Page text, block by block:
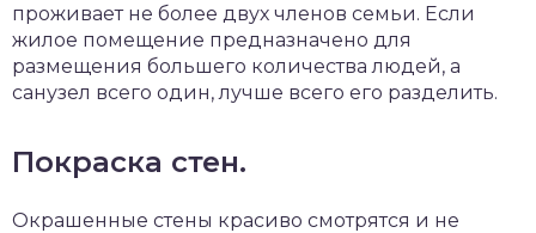
проживает не более двух членов семьи. Если
жилое помещение предназначено для
размещения большего количества людей, а
санузел всего один, лучше всего его разделить.
Покраска стен.
Окрашенные стены красиво смотрятся и не